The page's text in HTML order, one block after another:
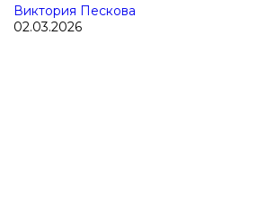
Виктория Пескова
02.03.2026